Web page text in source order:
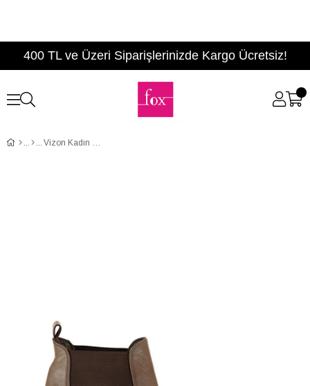
400 TL ve Üzeri Siparişlerinizde Kargo Ücretsiz!
Vizon Kadın Bot C667708803